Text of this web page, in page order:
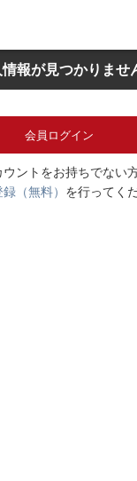
報が見つかりませ
会員ログイン
ウントをお持ちでない方
（無料） を行ってく